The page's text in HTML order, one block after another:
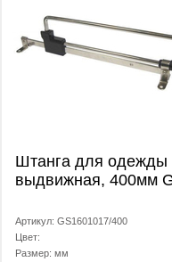
Штанга для одежды
выдвижная, 400мм
Артикул: GS1601017/400
Цвет:
Размер: мм